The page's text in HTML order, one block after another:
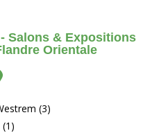
Salons & Expositions
Orientale
(3)